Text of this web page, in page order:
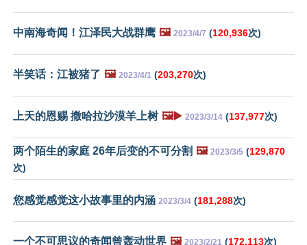
中南海奇闻！江泽民大战群鹰 🖼️ 2023/4/7 (120,936次)
半笑话：江被猪了 🖼️ 2023/4/1 (203,270次)
上天的恩赐 撒哈拉沙漠羊上树 🖼️▶️ 2023/3/14 (137,977次)
两个陌生的家庭 26年后变的不可分割 🖼️ 2023/3/5 (129,870
次)
您感觉感觉这小故事里的内涵 2023/3/4 (181,288次)
一个不可思议的奇闻曾轰动世界 🖼️ 2023/2/21 (172,113次)